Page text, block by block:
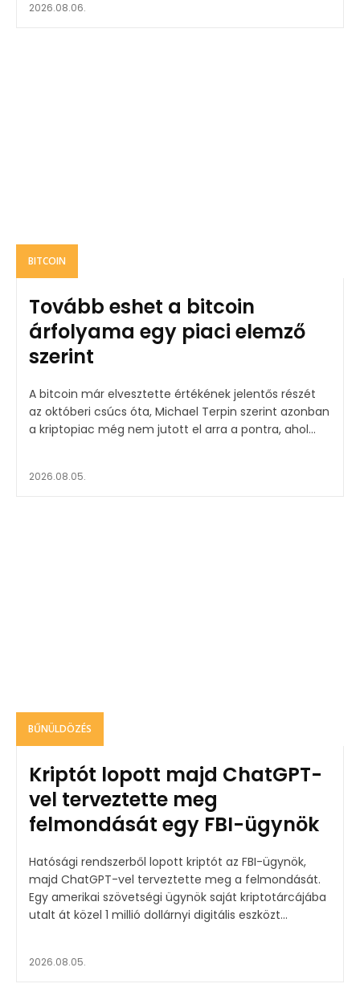
2026.08.06.
BITCOIN
Tovább eshet a bitcoin
árfolyama egy piaci elemző
szerint
A bitcoin már elvesztette értékének jelentős részét
az októberi csúcs óta, Michael Terpin szerint azonban
a kriptopiac még nem jutott el arra a pontra, ahol...
2026.08.05.
BŰNÜLDÖZÉS
Kriptót lopott majd ChatGPT-
vel terveztette meg
felmondását egy FBI-ügynök
Hatósági rendszerből lopott kriptót az FBI-ügynök,
majd ChatGPT-vel terveztette meg a felmondását.
Egy amerikai szövetségi ügynök saját kriptotárcájába
utalt át közel 1 millió dollárnyi digitális eszközt...
2026.08.05.